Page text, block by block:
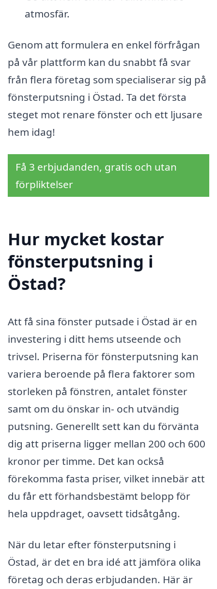
atmosfär.
Genom att formulera en enkel förfrågan
på vår plattform kan du snabbt få svar
från flera företag som specialiserar sig på
fönsterputsning i Östad. Ta det första
steget mot renare fönster och ett ljusare
hem idag!
Få 3 erbjudanden, gratis och utan
förpliktelser
Hur mycket kostar
fönsterputsning i
Östad?
Att få sina fönster putsade i Östad är en
investering i ditt hems utseende och
trivsel. Priserna för fönsterputsning kan
variera beroende på flera faktorer som
storleken på fönstren, antalet fönster
samt om du önskar in- och utvändig
putsning. Generellt sett kan du förvänta
dig att priserna ligger mellan 200 och 600
kronor per timme. Det kan också
förekomma fasta priser, vilket innebär att
du får ett förhandsbestämt belopp för
hela uppdraget, oavsett tidsåtgång.
När du letar efter fönsterputsning i
Östad, är det en bra idé att jämföra olika
företag och deras erbjudanden. Här är